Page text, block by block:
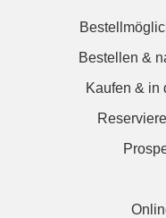
Bestellen &
Kaufen & in